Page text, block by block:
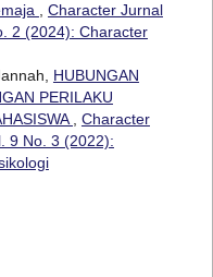
, Character Jurnal
2 (2024): Character
HUBUNGAN
PERILAKU
, Character
9 No. 3 (2022):